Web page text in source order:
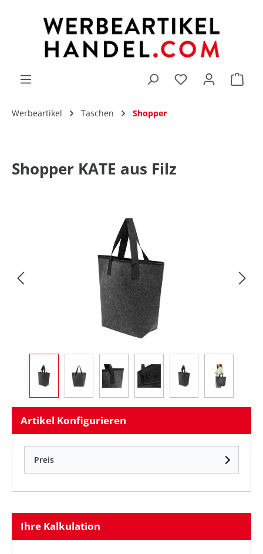
Du hast 0
Werbeartikel Taschen Shopper
Shopper KATE aus Filz
Artikel Konfigurieren
Preis
Ihre Kalkulation